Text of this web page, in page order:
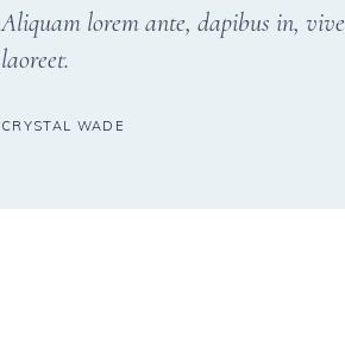
Aliquam lorem ante, dapibus in,
laoreet.
CRYSTAL WADE